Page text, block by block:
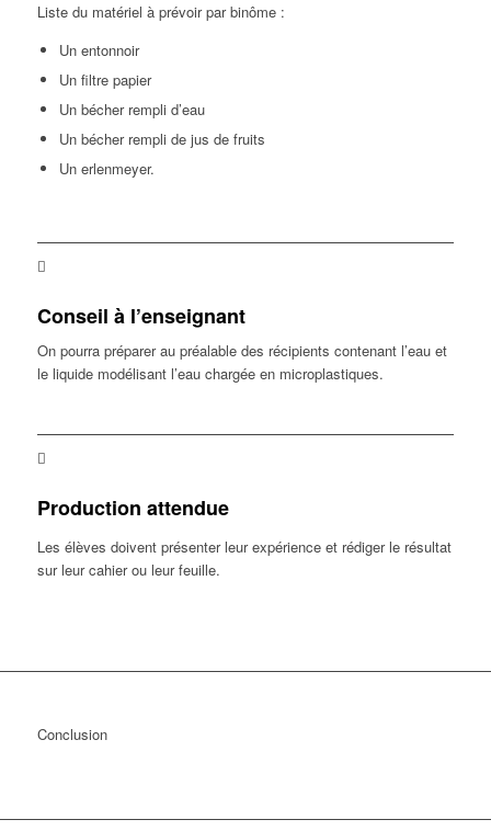
Liste du matériel à prévoir par binôme :
Un entonnoir
Un filtre papier
Un bécher rempli d’eau
Un bécher rempli de jus de fruits
Un erlenmeyer.
Conseil à l’enseignant
On pourra préparer au préalable des récipients contenant l’eau et
le liquide modélisant l’eau chargée en microplastiques.
Production attendue
Les élèves doivent présenter leur expérience et rédiger le résultat
sur leur cahier ou leur feuille.
Conclusion